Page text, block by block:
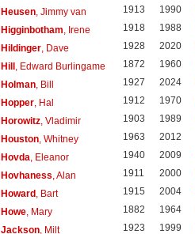
Heusen, Jimmy van 1913 1990
Higginbotham , Irene 1918 1988
Hildinger, Dave 1928 2020
Hill, Edward Burlingame 1872 1960
Holman, Bill 1927 2024
Hopper, Hal 1912 1970
Horowitz, Vladimir 1903 1989
Houston, Whitney 1963 2012
Hovda , Eleanor 1940 2009
Hovhaness , Alan 1911 2000
Howard, Bart 1915 2004
Howe, Mary 1882 1964
Jackson, Milt 1923 1999